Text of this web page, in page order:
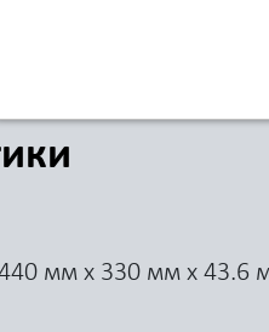
мм x 330 мм x 43.6